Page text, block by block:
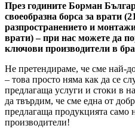
През годините Борман
своеобразна борса за врати
разпространението и
врати) – при нас можете да
ключови производители в
Не претендираме, че сме най-
– това просто няма как да се
предлагаща услуги и стоки в
да твърдим, че сме една от
предлагаща продукцията само
производители!